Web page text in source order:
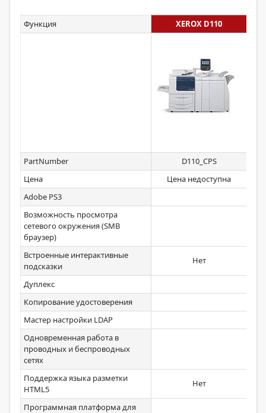
Функция XEROX D110
PartNumber
D110_CPS
Цена
Цена недоступна
Adobe PS3
Возможность просмотра
сетевого окружения (SMB
браузер)
Встроенные интерактивные
подсказки
Нет
Дуплекс
Копирование удостоверения
Мастер настройки LDAP
Одновременная работа в
проводных и беспроводных
сетях
Поддержка языка разметки
HTML5
Нет
Программная платформа для